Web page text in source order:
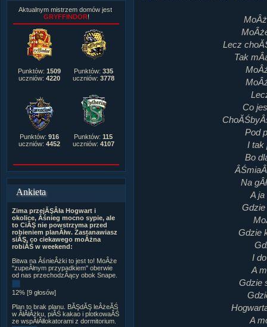
Aktualnym mistrzem domów jest
GRYFFINDOR!
Punktów: 1509
uczniów: 4220
Punktów: 335
uczniów: 3778
Punktów: 916
uczniów: 4452
Punktów: 115
uczniów: 4107
Ankieta
Zima przejĂŞÂła Hogwart i
okolice, Âśnieg mocno sypie, ale
to CiĂŞ nie powstrzyma przed
robieniem planĂłw. Zastanawiasz
siĂŞ, co ciekawego moÂżna
robiĂŚ w weekend:
Bitwa na ÂśnieÂżki to jest to! MoÂże
"zupeÂłnym przypadkiem" oberwie
od nas przechodzÂący obok Snape.
12% [9 głosów]
Plan to brak planu. BĂŞdĂŞ leÂżeĂŚ
w ÂłĂłÂżku, piĂŚ kakao i plotkowaĂŚ
ze wspĂłÂłlokatorami z dormitorium.
Lecz
Tak
Co
Pod
I tak
Bo
Na
A
Gdzie
I
A
Gdzie
A